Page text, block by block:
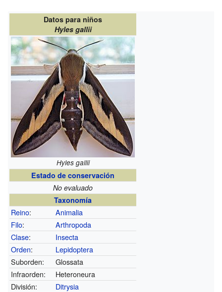
Datos para niños
Hyles gallii
Hyles gallii
Estado de conservación
No evaluado
Taxonomía
Reino:
Animalia
Filo:
Arthropoda
Clase:
Insecta
Orden:
Lepidoptera
Suborden:
Glossata
Infraorden:
Heteroneura
División:
Ditrysia